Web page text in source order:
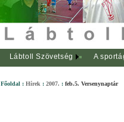
Lábtoll Szövetség
A
Főoldal : Hírek : 2007. : feb.5. Versenynaptár